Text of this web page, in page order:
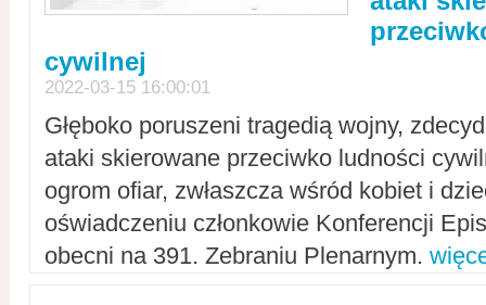
cywilnej
2022-03-15 16:00:01
Głęboko poruszeni tragedią wojny,
ataki skierowane przeciwko ludności
ogrom ofiar, zwłaszcza wśród kobiet i
oświadczeniu członkowie Konferencji
obecni na 391. Zebraniu Plenarnym.